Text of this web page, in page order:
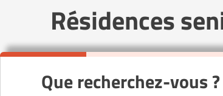
Résidences
Que recherchez-vous ?